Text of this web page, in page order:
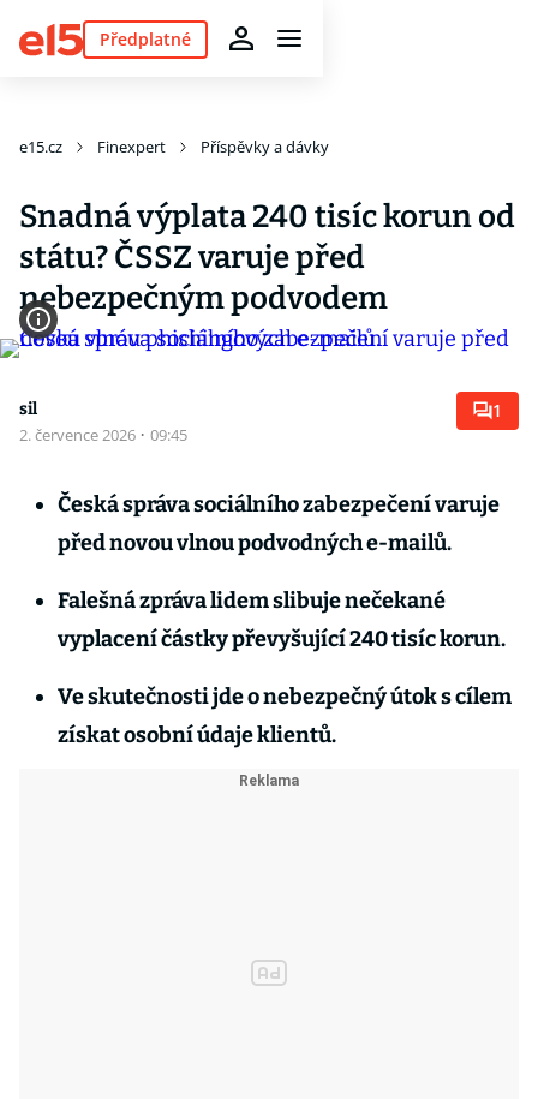
Předplatné
e15.cz Finexpert Příspěvky a dávky
Snadná výplata 240 tisíc korun od
státu? ČSSZ varuje před
nebezpečným podvodem
sil
2. července 2026 · 09:45
1
Česká správa sociálního zabezpečení varuje
před novou vlnou podvodných e-mailů.
Falešná zpráva lidem slibuje nečekané
vyplacení částky převyšující 240 tisíc korun.
Ve skutečnosti jde o nebezpečný útok s cílem
získat osobní údaje klientů.